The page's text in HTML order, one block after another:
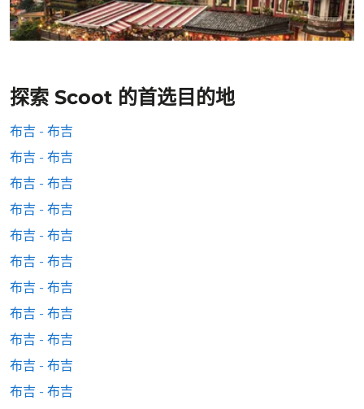
探索 Scoot 的首选目的地
布吉 - 布吉
布吉 - 布吉
布吉 - 布吉
布吉 - 布吉
布吉 - 布吉
布吉 - 布吉
布吉 - 布吉
布吉 - 布吉
布吉 - 布吉
布吉 - 布吉
布吉 - 布吉